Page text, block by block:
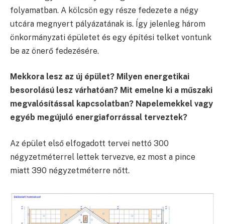
folyamatban. A kölcsön egy része fedezete a négy
utcára megnyert pályázatának is. Így jelenleg három
önkormányzati épületet és egy építési telket vontunk
be az önerő fedezésére.
Mekkora lesz az új épület? Milyen energetikai
besorolású lesz várhatóan? Mit emelne ki a műszaki
megvalósítással kapcsolatban? Napelemekkel vagy
egyéb megújuló energiaforrással terveztek?
Az épület első elfogadott tervei nettó 300
négyzetméterrel lettek tervezve, ez most a pince
miatt 390 négyzetméterre nőtt.